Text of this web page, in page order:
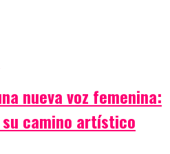
nueva voz femenina:
su camino artístico